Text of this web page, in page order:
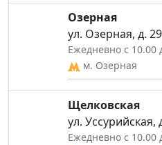
Озерная
ул. Озерная, д.
Ежедневно с 10.00
м. Озерная
Щелковская
ул. Уссурийская,
Ежедневно с 10.00